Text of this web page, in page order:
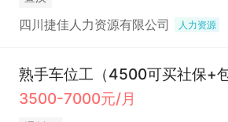
四川捷佳人力资源有限公司 人力资源
3500-7000元/月